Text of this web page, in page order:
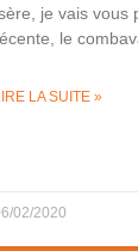
je vais vous
le
LA SUITE »
02/2020